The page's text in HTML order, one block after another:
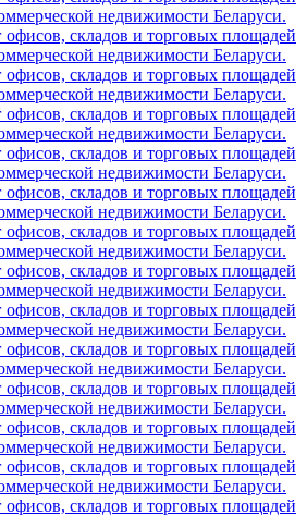
недвижимости Беларуси.
складов и торговых площадей
недвижимости Беларуси.
складов и торговых площадей
недвижимости Беларуси.
складов и торговых площадей
недвижимости Беларуси.
складов и торговых площадей
недвижимости Беларуси.
складов и торговых площадей
недвижимости Беларуси.
складов и торговых площадей
недвижимости Беларуси.
складов и торговых площадей
недвижимости Беларуси.
складов и торговых площадей
недвижимости Беларуси.
складов и торговых площадей
недвижимости Беларуси.
складов и торговых площадей
недвижимости Беларуси.
складов и торговых площадей
недвижимости Беларуси.
складов и торговых площадей
недвижимости Беларуси.
складов и торговых площадей